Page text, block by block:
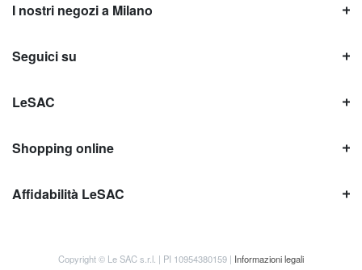
I nostri negozi a Milano
Seguici su
LeSAC
Shopping online
Affidabilità LeSAC
Copyright © Le SAC s.r.l. | PI 10954380159 | Informazioni legali